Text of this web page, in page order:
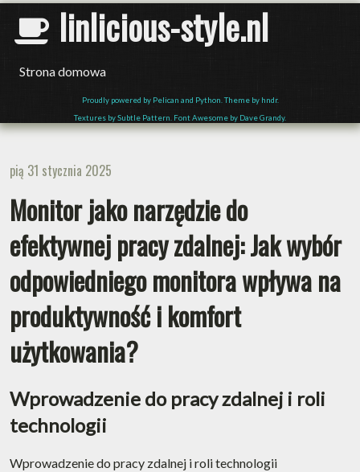
linlicious-style.nl
Strona domowa
Proudly powered by Pelican and Python. Theme by hndr.
Textures by Subtle Pattern. Font Awesome by Dave Grandy.
pią 31 stycznia 2025
Monitor jako narzędzie do
efektywnej pracy zdalnej: Jak wybór
odpowiedniego monitora wpływa na
produktywność i komfort
użytkowania?
Wprowadzenie do pracy zdalnej i roli
technologii
Wprowadzenie do pracy zdalnej i roli technologii